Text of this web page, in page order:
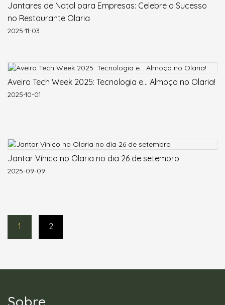
Jantares de Natal para Empresas: Celebre o Sucesso
no Restaurante Olaria
2025-11-03
Aveiro Tech Week 2025: Tecnologia e... Almoço no Olaria!
2025-10-01
Jantar Vínico no Olaria no dia 26 de setembro
2025-09-09
1 2